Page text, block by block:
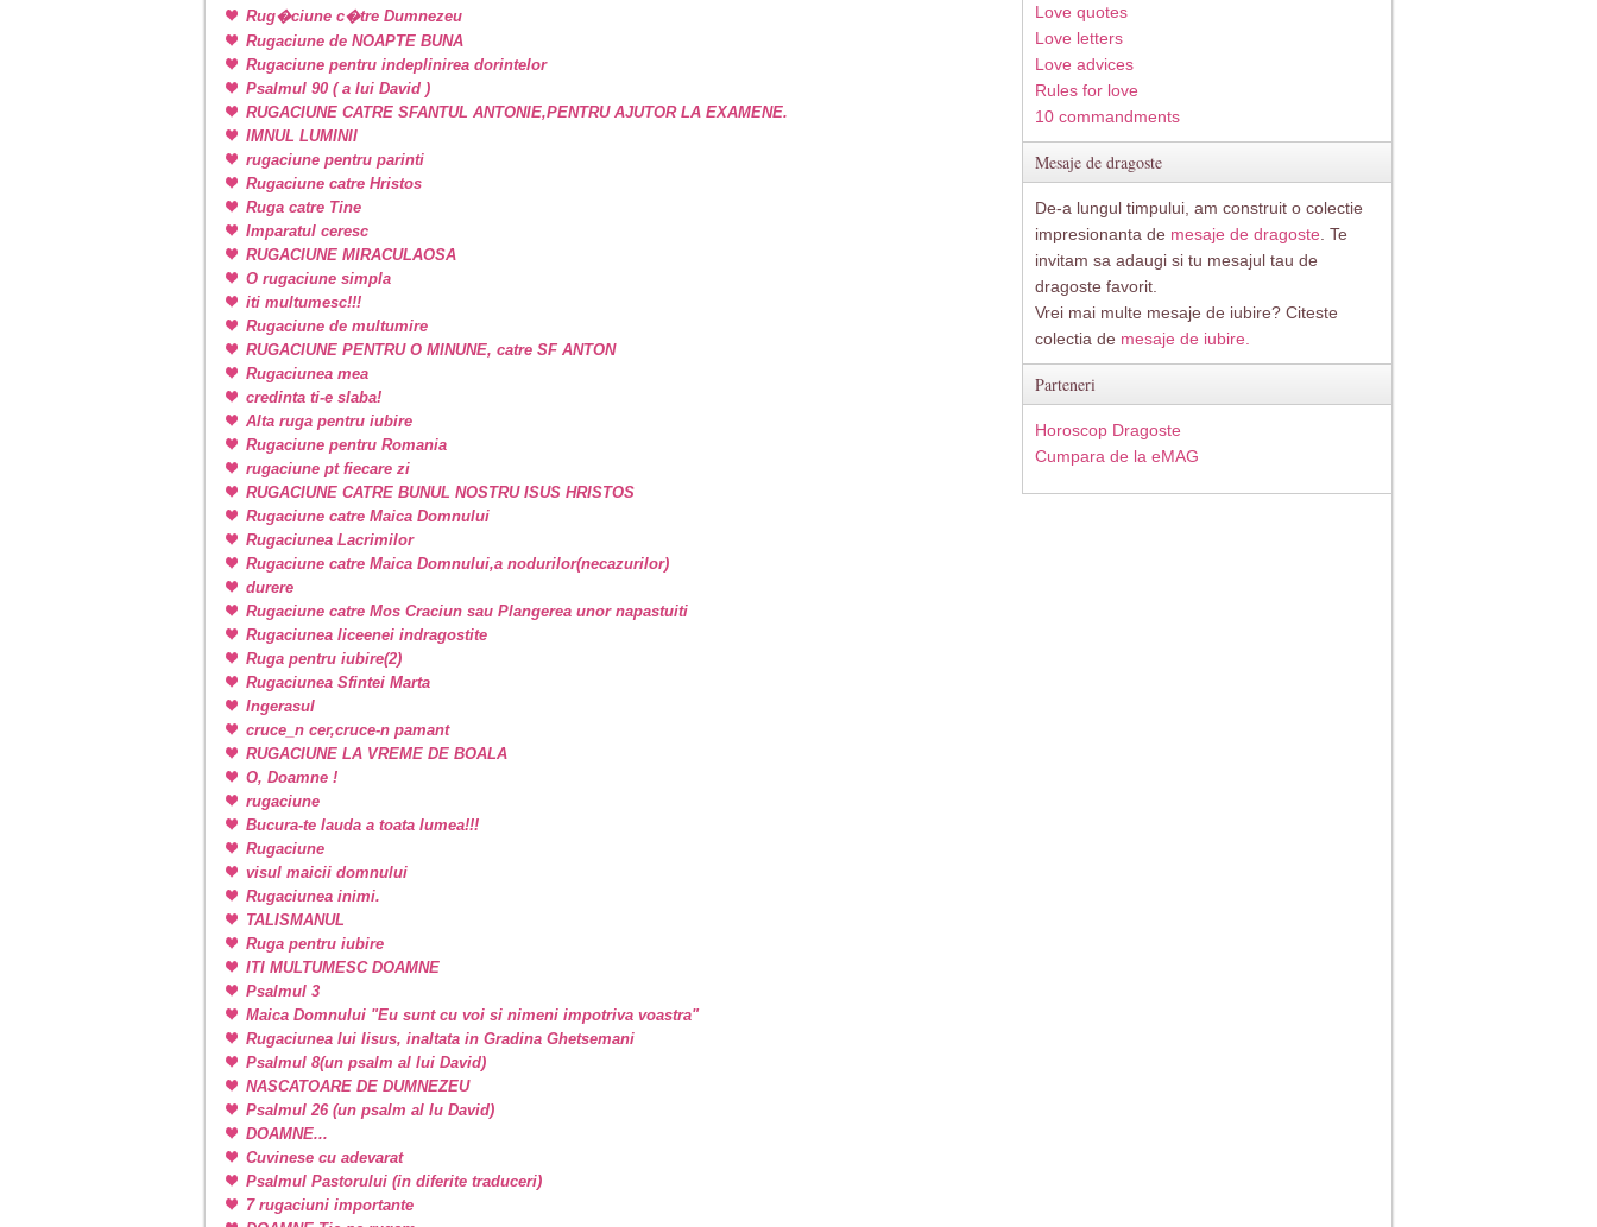
Rug�ciune c�tre Dumnezeu
Rugaciune de NOAPTE BUNA
Rugaciune pentru indeplinirea dorintelor
Psalmul 90 ( a lui David )
RUGACIUNE CATRE SFANTUL ANTONIE,PENTRU AJUTOR LA EXAMENE.
IMNUL LUMINII
rugaciune pentru parinti
Rugaciune catre Hristos
Ruga catre Tine
Imparatul ceresc
RUGACIUNE MIRACULAOSA
O rugaciune simpla
iti multumesc!!!
Rugaciune de multumire
RUGACIUNE PENTRU O MINUNE, catre SF ANTON
Rugaciunea mea
credinta ti-e slaba!
Alta ruga pentru iubire
Rugaciune pentru Romania
rugaciune pt fiecare zi
RUGACIUNE CATRE BUNUL NOSTRU ISUS HRISTOS
Rugaciune catre Maica Domnului
Rugaciunea Lacrimilor
Rugaciune catre Maica Domnului,a nodurilor(necazurilor)
durere
Rugaciune catre Mos Craciun sau Plangerea unor napastuiti
Rugaciunea liceenei indragostite
Ruga pentru iubire(2)
Rugaciunea Sfintei Marta
Ingerasul
cruce_n cer,cruce-n pamant
RUGACIUNE LA VREME DE BOALA
O, Doamne !
rugaciune
Bucura-te lauda a toata lumea!!!
Rugaciune
visul maicii domnului
Rugaciunea inimi.
TALISMANUL
Ruga pentru iubire
ITI MULTUMESC DOAMNE
Psalmul 3
Maica Domnului "Eu sunt cu voi si nimeni impotriva voastra"
Rugaciunea lui Iisus, inaltata in Gradina Ghetsemani
Psalmul 8(un psalm al lui David)
NASCATOARE DE DUMNEZEU
Psalmul 26 (un psalm al lu David)
DOAMNE...
Cuvinese cu adevarat
Psalmul Pastorului (in diferite traduceri)
7 rugaciuni importante
Love quotes
Love letters
Love advices
Rules for love
10 commandments
Mesaje de dragoste
De-a lungul timpului, am construit o colectie
impresionanta de mesaje de dragoste . Te
invitam sa adaugi si tu mesajul tau de
dragoste favorit.
Vrei mai multe mesaje de iubire? Citeste
colectia de mesaje de iubire.
Parteneri
Horoscop Dragoste
Cumpara de la eMAG